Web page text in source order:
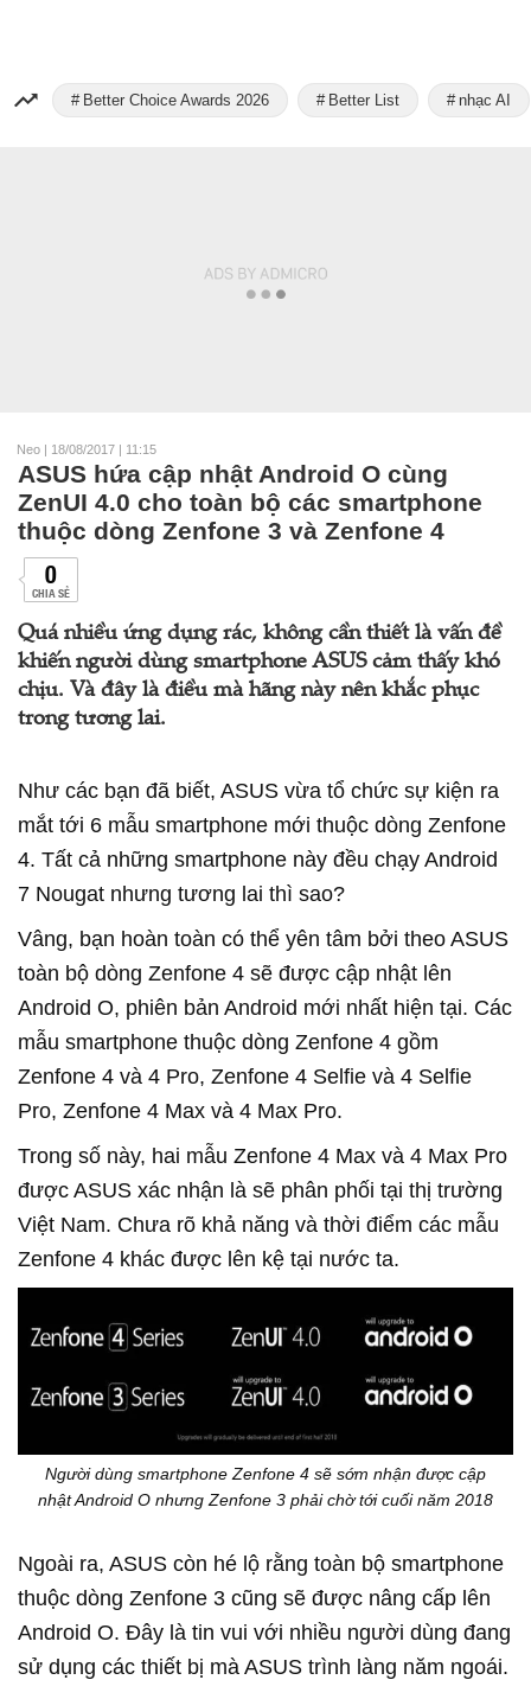
Better Choice Awards 2026 Better List nhạc AI
Neo | 18/08/2017 | 11:15
ASUS hứa cập nhật Android O cùng
ZenUI 4.0 cho toàn bộ các smartphone
thuộc dòng Zenfone 3 và Zenfone 4
0
CHIA SẺ
Quá nhiều ứng dụng rác, không cần thiết là vấn đề
khiến người dùng smartphone ASUS cảm thấy khó
chịu. Và đây là điều mà hãng này nên khắc phục
trong tương lai.
Như các bạn đã biết, ASUS vừa tổ chức sự kiện ra
mắt tới 6 mẫu smartphone mới thuộc dòng Zenfone
4. Tất cả những smartphone này đều chạy Android
7 Nougat nhưng tương lai thì sao?
Vâng, bạn hoàn toàn có thể yên tâm bởi theo ASUS
toàn bộ dòng Zenfone 4 sẽ được cập nhật lên
Android O, phiên bản Android mới nhất hiện tại. Các
mẫu smartphone thuộc dòng Zenfone 4 gồm
Zenfone 4 và 4 Pro, Zenfone 4 Selfie và 4 Selfie
Pro, Zenfone 4 Max và 4 Max Pro.
Trong số này, hai mẫu Zenfone 4 Max và 4 Max Pro
được ASUS xác nhận là sẽ phân phối tại thị trường
Việt Nam. Chưa rõ khả năng và thời điểm các mẫu
Zenfone 4 khác được lên kệ tại nước ta.
Người dùng smartphone Zenfone 4 sẽ sớm nhận được cập
nhật Android O nhưng Zenfone 3 phải chờ tới cuối năm 2018
Ngoài ra, ASUS còn hé lộ rằng toàn bộ smartphone
thuộc dòng Zenfone 3 cũng sẽ được nâng cấp lên
Android O. Đây là tin vui với nhiều người dùng đang
sử dụng các thiết bị mà ASUS trình làng năm ngoái.